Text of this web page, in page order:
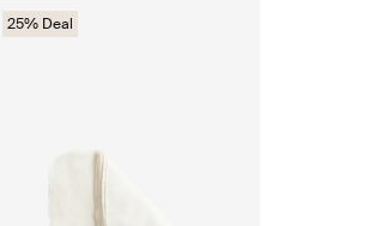
25% Deal